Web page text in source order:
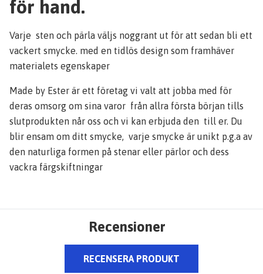
för hand.
Varje sten och pärla väljs noggrant ut för att sedan bli ett
vackert smycke. med en tidlös design som framhäver
materialets egenskaper
Made by Ester är ett företag vi valt att jobba med för
deras omsorg om sina varor från allra första början tills
slutprodukten når oss och vi kan erbjuda den till er. Du
blir ensam om ditt smycke, varje smycke är unikt p.g.a av
den naturliga formen på stenar eller pärlor och dess
vackra färgskiftningar
Recensioner
RECENSERA PRODUKT